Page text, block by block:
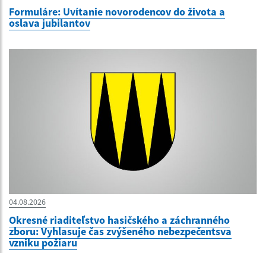
Formuláre: Uvítanie novorodencov do života a
oslava jubilantov
04.08.2026
Okresné riaditeľstvo hasičského a záchranného
zboru: Vyhlasuje čas zvýšeného nebezpečentsva
vzniku požiaru